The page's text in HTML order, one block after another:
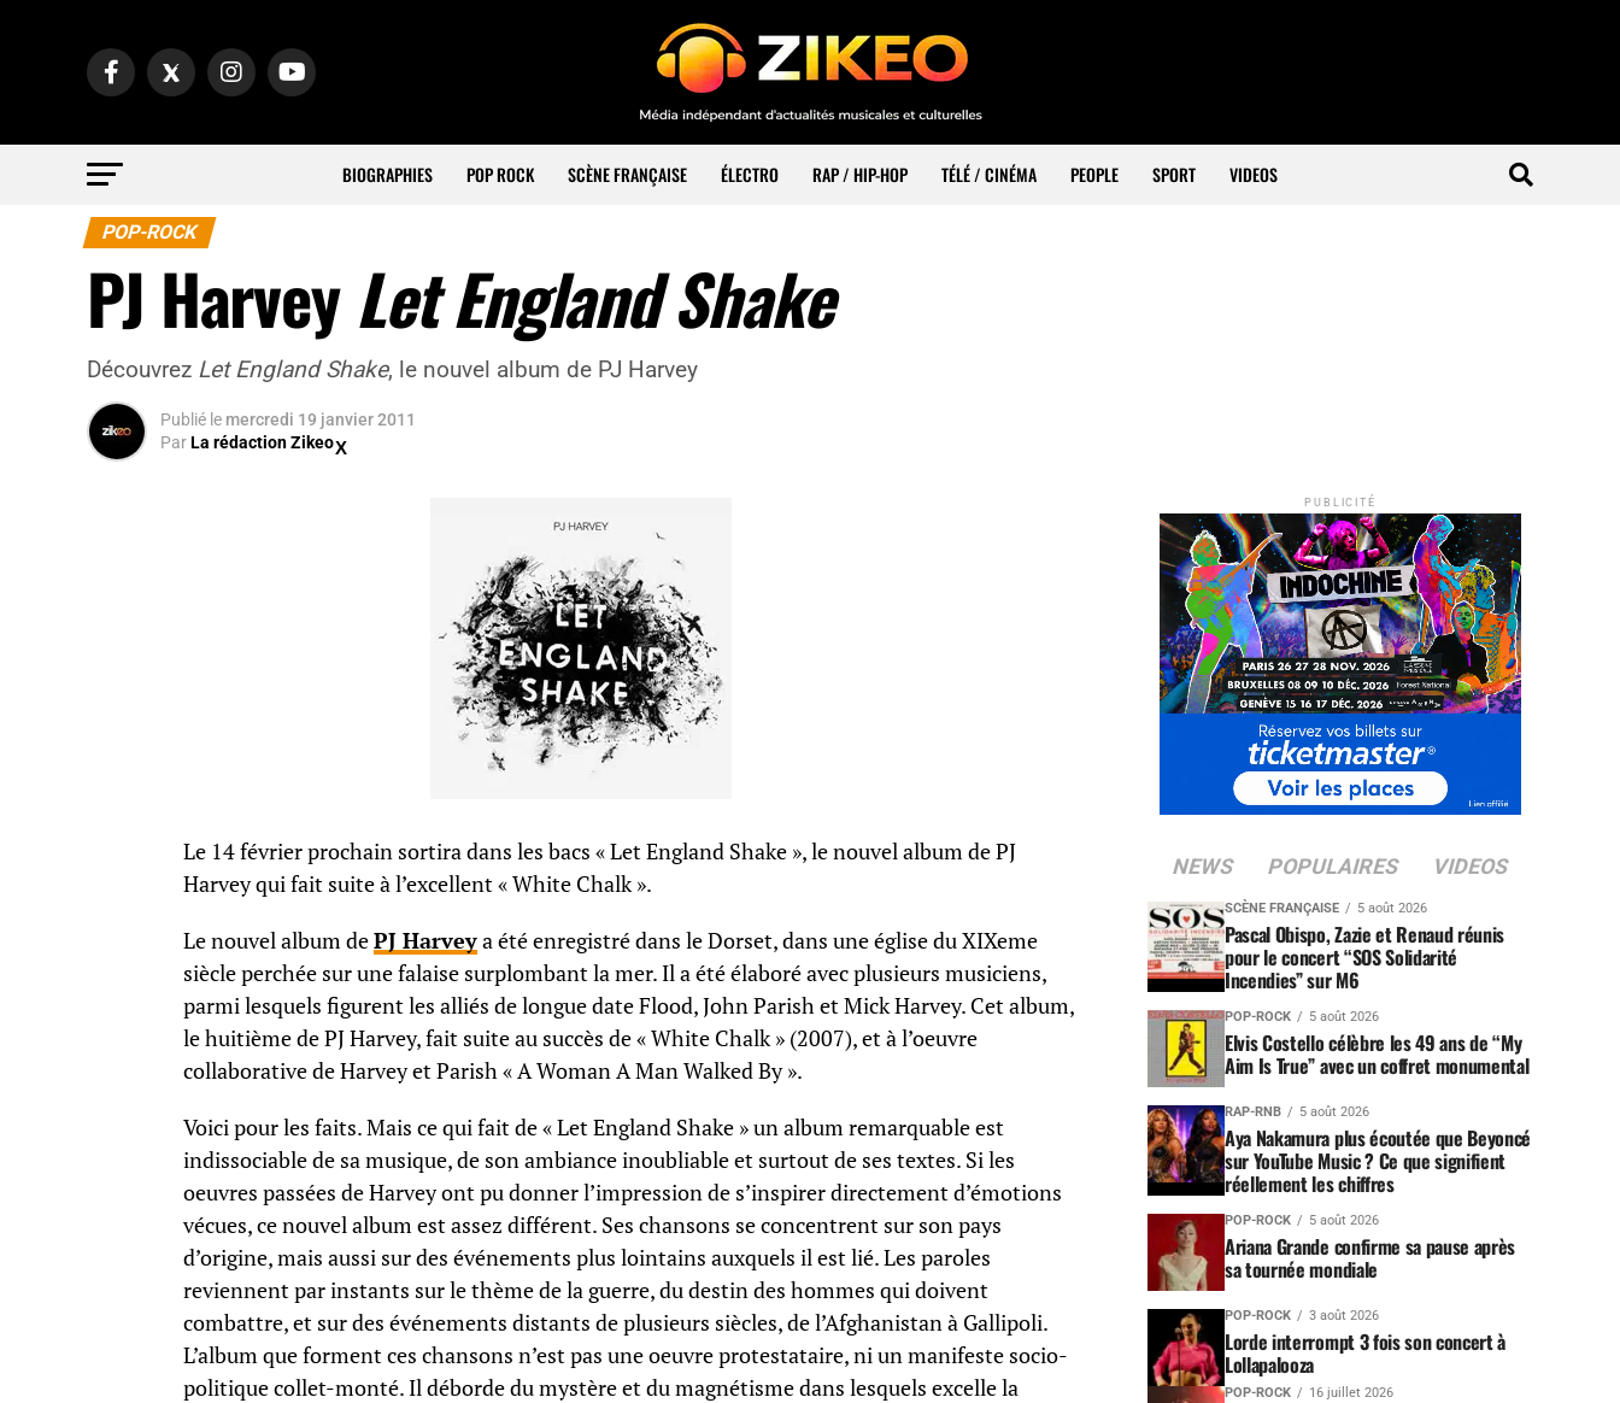
BIOGRAPHIES POP ROCK SCÈNE FRANÇAISE ÉLECTRO RAP / HIP-HOP TÉLÉ / CINÉMA PEOPLE SPORT VIDEOS
POP-ROCK
PJ HarveyLet England Shake
Découvrez Let England Shake, le nouvel album de PJ Harvey
Publié le mercredi 19 janvier 2011
ParLa rédaction Zikeo
Le 14 février prochain sortira dans les bacs « Let England Shake », le nouvel album de PJ
Harvey qui fait suite à l’excellent « White Chalk ».
Le nouvel album dePJ Harveya été enregistré dans le Dorset, dans une église du XIXeme
siècle perchée sur une falaise surplombant la mer. Il a été élaboré avec plusieurs musiciens,
parmi lesquels figurent les alliés de longue date Flood, John Parish et Mick Harvey. Cet album,
le huitième de PJ Harvey, fait suite au succès de « White Chalk » (2007), et à l’oeuvre
collaborative de Harvey et Parish « A Woman A Man Walked By ».
Voici pour les faits. Mais ce qui fait de « Let England Shake » un album remarquable est
indissociable de sa musique, de son ambiance inoubliable et surtout de ses textes. Si les
oeuvres passées de Harvey ont pu donner l’impression de s’inspirer directement d’émotions
vécues, ce nouvel album est assez différent. Ses chansons se concentrent sur son pays
d’origine, mais aussi sur des événements plus lointains auxquels il est lié. Les paroles
reviennent par instants sur le thème de la guerre, du destin des hommes qui doivent
combattre, et sur des événements distants de plusieurs siècles, de l’Afghanistan à Gallipoli.
L’album que forment ces chansons n’est pas une oeuvre protestataire, ni un manifeste socio-
politique collet-monté. Il déborde du mystère et du magnétisme dans lesquels excelle la
PUBLICITÉ
NEWS POPULAIRES VIDEOS
SCÈNE FRANÇAISE 5 août 2026
Pascal Obispo, Zazie et Renaud réunis
pour le concert “SOS Solidarité
Incendies” sur M6
POP-ROCK 5 août 2026
Elvis Costello célèbre les 49 ans de “My
Aim Is True” avec un coffret monumental
RAP-RNB 5 août 2026
Aya Nakamura plus écoutée que Beyoncé
sur YouTube Music ? Ce que signifient
réellement les chiffres
POP-ROCK 5 août 2026
Ariana Grande confirme sa pause après
sa tournée mondiale
POP-ROCK 3 août 2026
Lorde interrompt 3 fois son concert à
Lollapalooza
POP-ROCK 16 juillet 2026